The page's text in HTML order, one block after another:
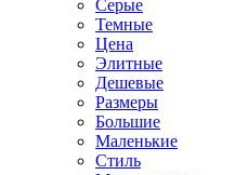
Серые
Темные
Цена
Элитные
Дешевые
Размеры
Большие
Маленькие
Стиль